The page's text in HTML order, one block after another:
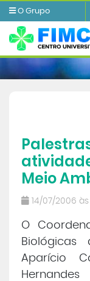
O Grupo
Ensino
Biblioteca
Imprensa
Meio
14/07/2006 às
O
Biológicas
Aparício